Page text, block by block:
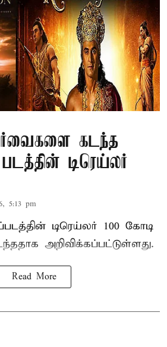
கடந்த
டிரெய்லர்
5:13 pm
டிரெய்லர் 100 கோடி
அறிவிக்கப்பட்டுள்ளது.
Read More